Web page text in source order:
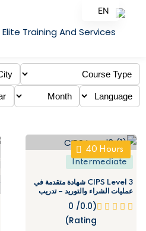
40 Hours
Intermediate
CIPS Level 3 شهادة متقدمة في
عمليات الشراء والتوريد – تدريب
(0.0/ 0
Rating)
EN
AR